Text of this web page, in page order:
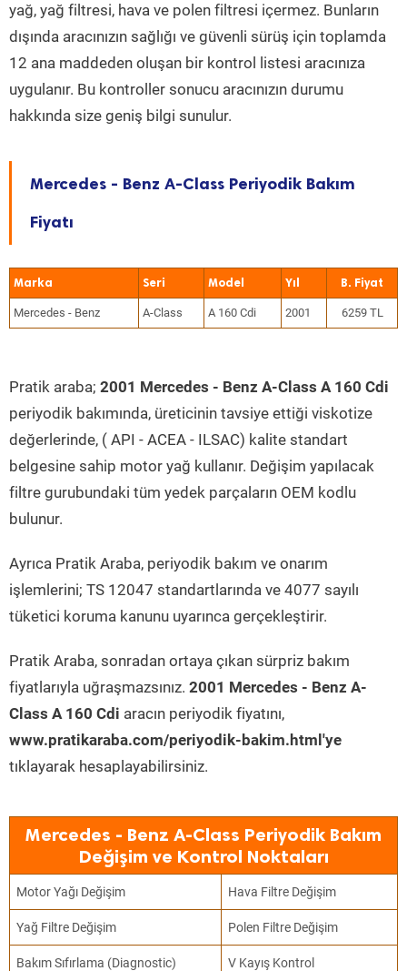
yağ, yağ filtresi, hava ve polen filtresi içermez. Bunların
dışında aracınızın sağlığı ve güvenli sürüş için toplamda
12 ana maddeden oluşan bir kontrol listesi aracınıza
uygulanır. Bu kontroller sonucu aracınızın durumu
hakkında size geniş bilgi sunulur.
Mercedes - Benz A-Class Periyodik Bakım
Fiyatı
Marka Seri Model Yıl
Mercedes - Benz A-Class A 160 Cdi 2001 6259 TL
Pratik araba; 2001 Mercedes - Benz A-Class A 160 Cdi
periyodik bakımında, üreticinin tavsiye ettiği viskotize
değerlerinde, ( API - ACEA - ILSAC) kalite standart
belgesine sahip motor yağ kullanır. Değişim yapılacak
filtre gurubundaki tüm yedek parçaların OEM kodlu
bulunur.
Ayrıca Pratik Araba, periyodik bakım ve onarım
işlemlerini; TS 12047 standartlarında ve 4077 sayılı
tüketici koruma kanunu uyarınca gerçekleştirir.
Pratik Araba, sonradan ortaya çıkan sürpriz bakım
fiyatlarıyla uğraşmazsınız. 2001 Mercedes - Benz A-
Class A 160 Cdi aracın periyodik fiyatını,
www.pratikaraba.com/periyodik-bakim.html'ye
tıklayarak hesaplayabilirsiniz.
Mercedes - Benz A-Class Periyodik Bakım
Değişim ve Kontrol Noktaları
Motor Yağı Değişim Hava Filtre Değişim
Yağ Filtre Değişim Polen Filtre Değişim
Bakım Sıfırlama (Diagnostic) V Kayış Kontrol